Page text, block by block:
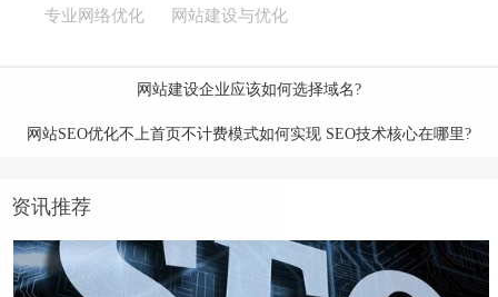
专业网络优化
网站建设与优化
网站建设企业应该如何选择域名?
网站SEO优化不上首页不计费模式如何实现 SEO技术核心在哪里?
资讯推荐